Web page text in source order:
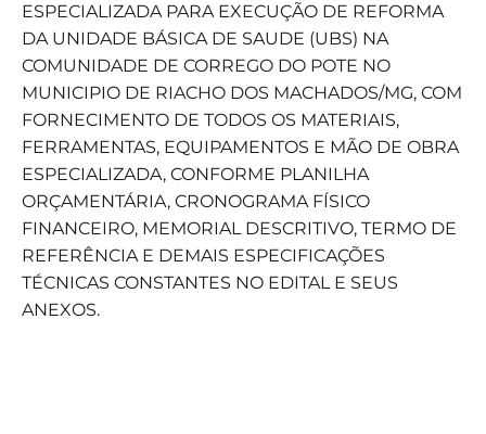
ESPECIALIZADA PARA EXECUÇÃO DE REFORMA
DA UNIDADE BÁSICA DE SAUDE (UBS) NA
COMUNIDADE DE CORREGO DO POTE NO
MUNICIPIO DE RIACHO DOS MACHADOS/MG, COM
FORNECIMENTO DE TODOS OS MATERIAIS,
FERRAMENTAS, EQUIPAMENTOS E MÃO DE OBRA
ESPECIALIZADA, CONFORME PLANILHA
ORÇAMENTÁRIA, CRONOGRAMA FÍSICO
FINANCEIRO, MEMORIAL DESCRITIVO, TERMO DE
REFERÊNCIA E DEMAIS ESPECIFICAÇÕES
TÉCNICAS CONSTANTES NO EDITAL E SEUS
ANEXOS.